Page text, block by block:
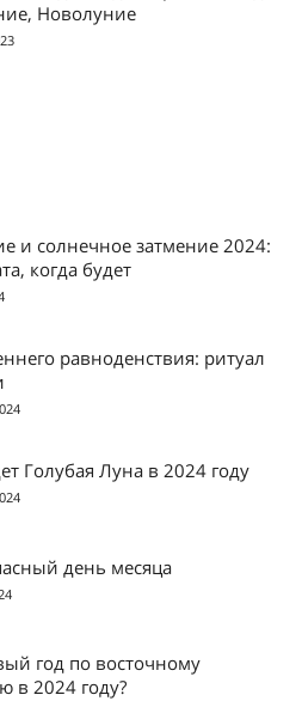
Новолуние
и солнечное затмение 2024:
когда будет
равноденствия: ритуал
Голубая Луна в 2024 году
день месяца
год по восточному
в 2024 году?